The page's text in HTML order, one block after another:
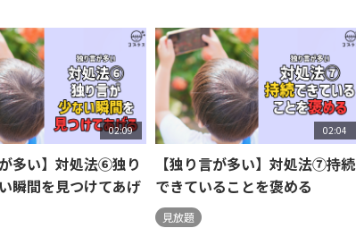
02:09
が多い】対処法⑥独り
瞬間を見つけてあげ
02:04
【独り言が多い】対処法⑦持続
できていることを褒める
見放題